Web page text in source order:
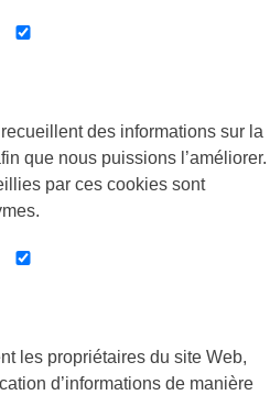
des informations sur la
que nous puissions l’améliorer.
par ces cookies sont
les propriétaires du site Web,
d’informations de manière